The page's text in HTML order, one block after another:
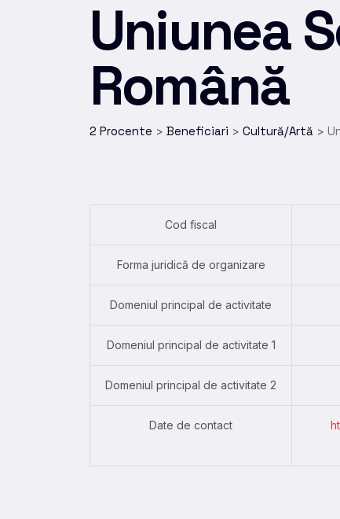
Uniunea
Română
2 Procente > Beneficiari > Cultură/Artă >
Cod fiscal
Forma juridică de organizare
Domeniul principal de activitate
Domeniul principal de activitate 1
Domeniul principal de activitate 2
Date de contact